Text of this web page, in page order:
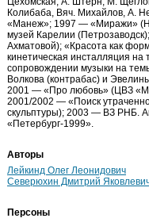
Колибаба, Вяч. Михайлов, А.
«Манеж»; 1997 — «Миражи»
музей Карелии
Ахматовой); «Красота как
кинетическая инсталляция
сопровождении музыки на
Волкова (контрабас) и
2001 — «Про любовь» (ЦВЗ
2001/2002 — «Поиск
скульптуры); 2003 — ВЗ РНБ.
«Петербург-1999».
Авторы
Лейкинд Олег Леонидович
Северюхин Дмитрий
Персоны